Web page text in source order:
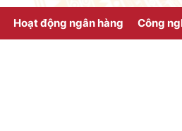
Hoạt động ngân hàng Công